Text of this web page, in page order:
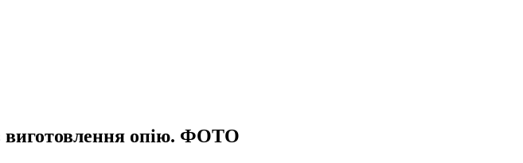
виготовлення опію. ФОТО